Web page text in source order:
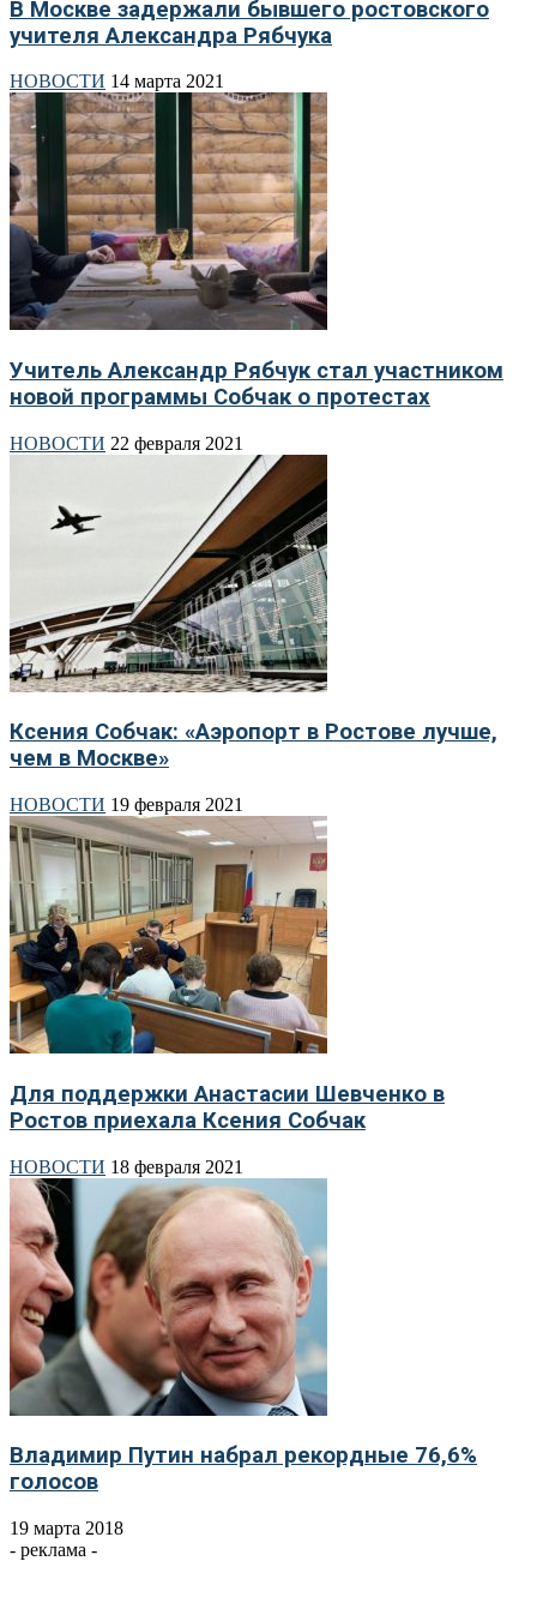
В Москве задержали бывшего ростовского
учителя Александра Рябчука
НОВОСТИ 14 марта 2021
Учитель Александр Рябчук стал участником
новой программы Собчак о протестах
НОВОСТИ 22 февраля 2021
Ксения Собчак: «Аэропорт в Ростове лучше,
чем в Москве»
НОВОСТИ 19 февраля 2021
Для поддержки Анастасии Шевченко в
Ростов приехала Ксения Собчак
НОВОСТИ 18 февраля 2021
Владимир Путин набрал рекордные 76,6%
голосов
19 марта 2018
- реклама -